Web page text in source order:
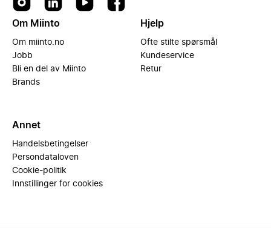
Om Miinto
Om miinto.no
Jobb
Bli en del av Miinto
Brands
Hjelp
Ofte stilte spørsmål
Kundeservice
Retur
Annet
Handelsbetingelser
Persondataloven
Cookie-politik
Innstillinger for cookies